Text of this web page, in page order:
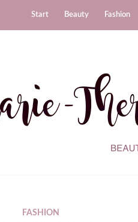
Start Beauty Fashion
FASHION